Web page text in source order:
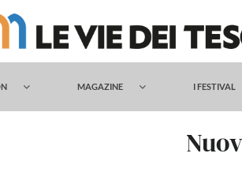
MAGAZINE I FESTIVAL